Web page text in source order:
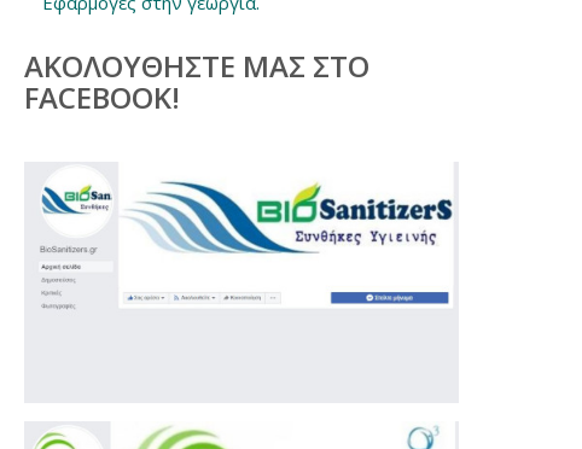
ΑΚΟΛΟΥΘΗΣΤΕ ΜΑΣ ΣΤΟ
FACEBOOK!